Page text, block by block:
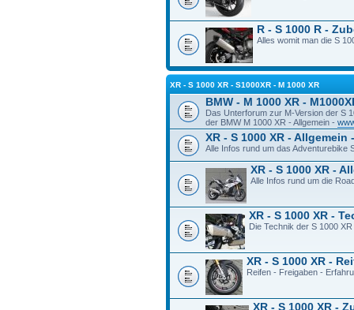
R - S 1000 R -
Alles womit man die S
XR - S 1000 XR - S1000XR - M 1000 XR
BMW - M 1000 XR -
Das Unterforum zur M-Version der S
der BMW M 1000 XR - Allgemein -
XR - S 1000 XR -
Alle Infos rund um das Adventurebike
XR - S 1000 XR -
Alle Infos rund um die
XR - S 1000 XR -
Die Technik der S 1000
XR - S 1000 XR -
Reifen - Freigaben -
XR - S 1000 XR -